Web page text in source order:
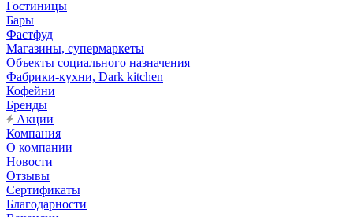
Гостиницы
Бары
Фастфуд
Магазины, супермаркеты
Объекты социального назначения
Фабрики-кухни, Dark kitchen
Кофейни
Бренды
Акции
Компания
О компании
Новости
Отзывы
Сертификаты
Благодарности